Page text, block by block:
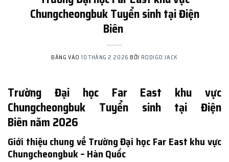
Chungcheongbuk Tuyển sinh tại Điện
Biên
ĐĂNG VÀO10 THÁNG 2 2026 BỞI RODIGO JACK
Trường Đại học Far East khu vực
Chungcheongbuk Tuyển sinh tại Điện
Biên năm 2026
Giới thiệu chung về Trường Đại học Far East khu vực
Chungcheongbuk – Hàn Quốc